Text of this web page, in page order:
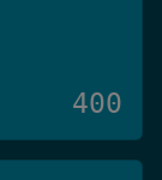
400